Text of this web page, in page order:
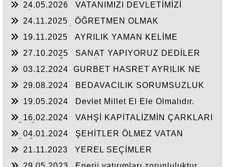
24.05.2026
VATANIMIZI DEVLETİMİZİ
24.11.2025
ÖĞRETMEN OLMAK
19.11.2025
AYRILIK YAMAN KELİME
27.10.2025
SANAT YAPIYORUZ DEDİLER
03.12.2024
​GURBET HASRET AYRILIK NE
29.08.2024
BEDAVACILIK SORUMSUZLUK
19.05.2024
Devlet Millet El Ele Olmalıdır.
16.02.2024
VAHŞİ KAPİTALİZMİN ÇARKLARI
04.01.2024
ŞEHİTLER ÖLMEZ VATAN
21.11.2023
YEREL SEÇİMLER